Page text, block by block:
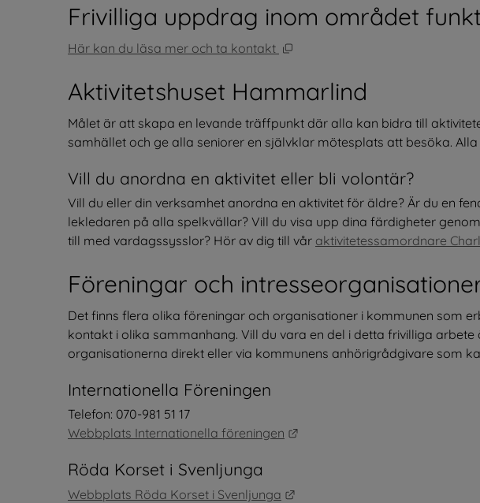
Frivilliga uppdrag inom området
Här kan du läsa mer och ta kontakt
Aktivitetshuset Hammarlind
Målet är att skapa en levande träffpunkt där alla kan bidra till
samhället och ge alla seniorer en självklar mötesplats att besöka.
Vill du anordna en aktivitet eller bli volontär?
Vill du eller din verksamhet anordna en aktivitet för äldre? Är du en
lekledaren på alla spelkvällar? Vill du visa upp dina färdigheter
till med vardagssysslor? Hör av dig till vår aktivitetessamordnare
Föreningar och
Det finns flera olika föreningar och organisationer i kommunen som
kontakt i olika sammanhang. Vill du vara en del i detta frivilliga
organisationerna direkt eller via kommunens anhörigrådgivare som
Internationella Föreningen
Telefon: 070-981 51 17
Webbplats Internationella föreningen
Röda Korset i Svenljunga
Webbplats Röda Korset i Svenljunga